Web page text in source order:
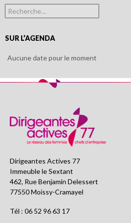
Rechercher :
SUR L’AGENDA
Aucune date pour le moment
Dirigeantes Actives 77
Immeuble le Sextant
462, Rue Benjamin Delessert
77550 Moissy-Cramayel
Tél : 06 52 96 63 17